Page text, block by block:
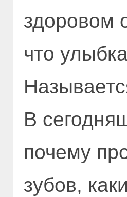
здоровом
что
В
почему
зубов,